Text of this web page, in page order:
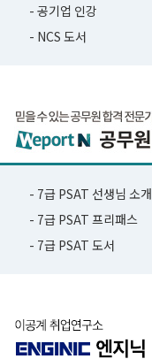
- 공기업 인강
- NCS 도서
- 7급 PSAT 선생님 소개
- 7급 PSAT 프리패스
- 7급 PSAT 도서